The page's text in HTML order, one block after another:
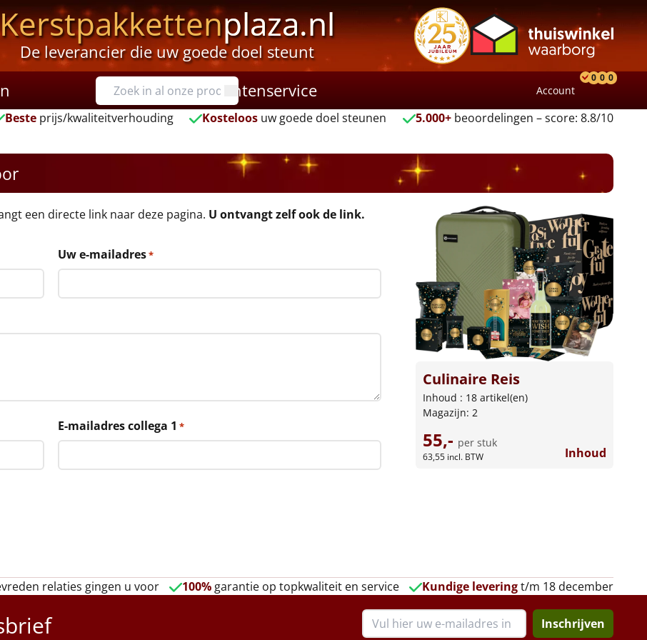
plaza.nl
De leverancier die uw goede doel steunt
Klantenservice Account
0 0 0
Besteprijs/kwaliteitverhouding Kosteloos uw goede doel steunen 5.000+ beoordelingen – score: 8.8/10
een directe link naar deze pagina. U ontvangt zelf ook de link.
Uw e-mailadres*
E-mailadres collega 1 *
Culinaire Reis
Inhoud : 18 artikel(en)
Magazijn: 2
55,- per stuk
63,55 incl. BTW Inhoud
relaties gingen u voor 100%garantie op topkwaliteit en service Kundige leveringt/m 18 december
Inschrijven